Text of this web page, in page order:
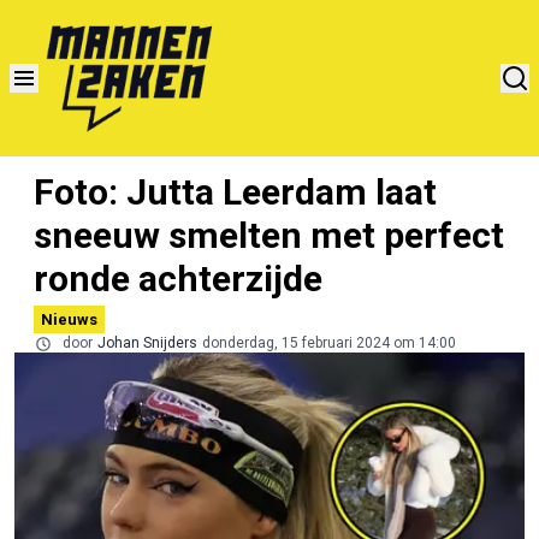
Foto: Jutta Leerdam laat
sneeuw smelten met perfect
ronde achterzijde
Nieuws
door Johan Snijders donderdag, 15 februari 2024 om 14:00